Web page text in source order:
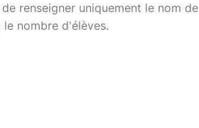
renseigner uniquement le nom de
nombre d'élèves.